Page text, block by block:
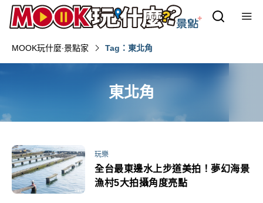
MOOK玩什麼‧景點家 Tag：東北角
東北角
玩樂
全台最東邊水上步道美拍！夢幻海景
漁村5大拍攝角度亮點